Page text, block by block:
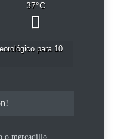
37°C
para 10
o mercadillo